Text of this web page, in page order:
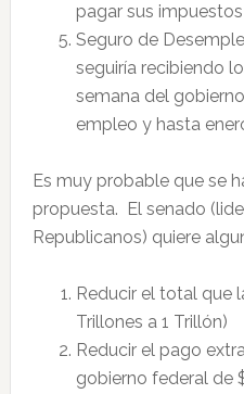
pagar sus
Seguro de
seguiría recibiendo
semana del
empleo y hasta
Es muy probable que se
propuesta. El senado
Republicanos) quiere
Reducir el total que
Trillones a 1 Trillón)
Reducir el pago
gobierno federal de